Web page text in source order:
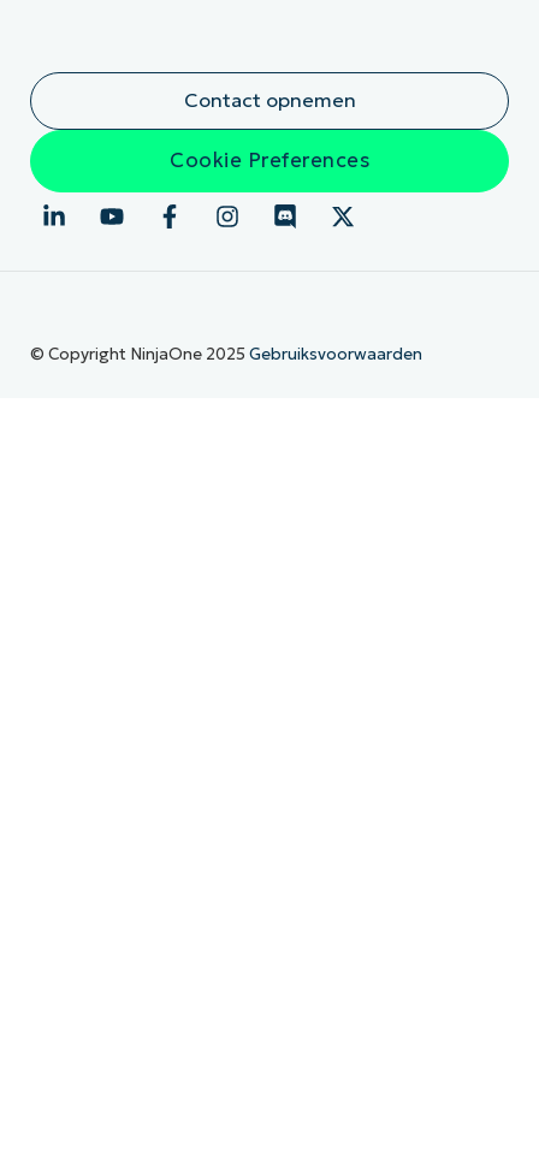
Contact opnemen
Cookie Preferences
© Copyright NinjaOne 2025 Gebruiksvoorwaarden